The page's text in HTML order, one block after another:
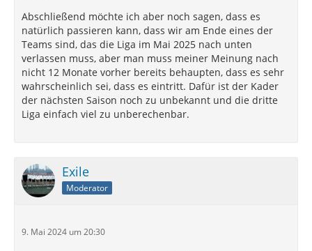
Abschließend möchte ich aber noch sagen, dass es
natürlich passieren kann, dass wir am Ende eines der
Teams sind, das die Liga im Mai 2025 nach unten
verlassen muss, aber man muss meiner Meinung nach
nicht 12 Monate vorher bereits behaupten, dass es sehr
wahrscheinlich sei, dass es eintritt. Dafür ist der Kader
der nächsten Saison noch zu unbekannt und die dritte
Liga einfach viel zu unberechenbar.
Exile
Moderator
9. Mai 2024 um 20:30